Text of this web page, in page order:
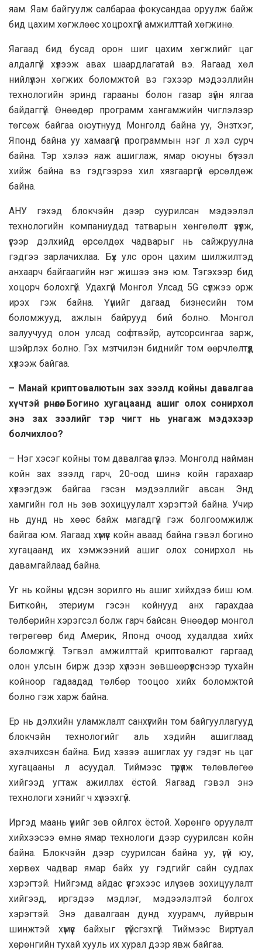
яам. Яам байгуулж салбараа фокусандаа оруулж байж
бид цахим хөгжлөөс хоцрохгүй амжилттай хөгжинө.
Яагаад бид бусад орон шиг цахим хөгжлийг цаг
алдалгүй хүлээж авах шаардлагатай вэ. Яагаад хөл
нийлүүлэн хөгжих боломжтой вэ гэхээр мэдээллийн
технологийн эринд гарааны болон газар зүйн ялгаа
байдаггүй. Өнөөдөр программ хангамжийн чиглэлээр
төгсөж байгаа оюутнууд Монголд байна уу, Энэтхэг,
Японд байна уу хамаагүй программын нэг л хэл сурч
байна. Тэр хэлээ яаж ашиглаж, ямар оюуны бүтээл
хийж байна вэ гэдгээрээ хил хязгааргүй өрсөлдөж
байна.
АНУ гэхэд блокчэйн дээр суурилсан мэдээлэл
технологийн компаниудад татварын хөнгөлөлт үзүүлж,
үүгээр дэлхийд өрсөлдөх чадварыг нь сайжруулна
гэдгээ зарлачихлаа. Бүх улс орон цахим шилжилтэд
анхаарч байгаагийн нэг жишээ энэ юм. Тэгэхээр бид
хоцорч болохгүй. Удахгүй Монгол Улсад 5G сүлжээ орж
ирэх гэж байна. Үүнийг дагаад бизнесийн том
боломжууд, ажлын байрууд бий болно. Монгол
залуучууд олон улсад софтвэйр, аутсорсингаа зарж,
шэйрлэх болно. Гэх мэтчилэн биднийг том өөрчлөлтүүд
хүлээж байгаа.
– Манай криптовалютын зах зээлд койны давалгаа
хүчтэй өрнөлөө. Богино хугацаанд ашиг олох сонирхол
энэ зах зээлийг тэр чигт нь унагаж мэдэхээр
болчихлоо?
– Нэг хэсэг койны том давалгаа үүслээ. Монголд найман
койн зах зээлд гарч, 20-оод шинэ койн гарахаар
хүлээгдэж байгаа гэсэн мэдээллийг авсан. Энд
хамгийн гол нь зөв зохицуулалт хэрэгтэй байна. Учир
нь дунд нь хөөс байж магадгүй гэж болгоомжилж
байгаа юм. Яагаад хүмүүс койн аваад байна гэвэл богино
хугацаанд их хэмжээний ашиг олох сонирхол нь
давамгайлаад байна.
Уг нь койны үндсэн зорилго нь ашиг хийхдээ биш юм.
Биткойн, этериум гэсэн койнууд анх гарахдаа
төлбөрийн хэрэгсэл болж гарч байсан. Өнөөдөр монгол
төгрөгөөр бид Америк, Японд очоод худалдаа хийх
боломжгүй. Тэгвэл амжилттай криптовалют гаргаад
олон улсын бирж дээр хүлээн зөвшөөрүүлснээр тухайн
койноор гадаадад төлбөр тооцоо хийх боломжтой
болно гэж харж байна.
Ер нь дэлхийн уламжлалт санхүүгийн том байгууллагууд
блокчэйн технологийг аль хэдийн ашиглаад
эхэлчихсэн байна. Бид хэзээ ашиглах уу гэдэг нь цаг
хугацааны л асуудал. Тиймээс түрүүлж төлөвлөгөө
хийгээд угтаж ажиллах ёстой. Яагаад гэвэл энэ
технологи хэнийг ч хүлээхгүй.
Иргэд маань үүнийг зөв ойлгох ёстой. Хөрөнгө оруулалт
хийхээсээ өмнө ямар технологи дээр суурилсан койн
байна. Блокчэйн дээр суурилсан байна уу, үгүй юу,
хөрвөх чадвар ямар байх уу гэдгийг сайн судлах
хэрэгтэй. Нийгэмд айдас үүсгэхээс илүү зөв зохицуулалт
хийгээд, иргэдээ мэдлэг, мэдээлэлтэй болгох
хэрэгтэй. Энэ давалгаан дунд хуурамч, луйврын
шинжтэй хүмүүс байхыг үгүйсгэхгүй. Тиймээс Виртуал
хөрөнгийн тухай хууль их хурал дээр явж байгаа.